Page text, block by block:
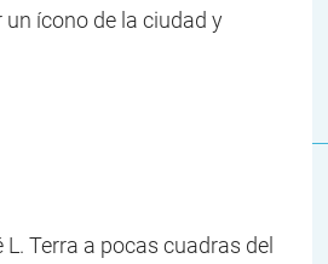
ícono de la ciudad y
Terra a pocas cuadras del